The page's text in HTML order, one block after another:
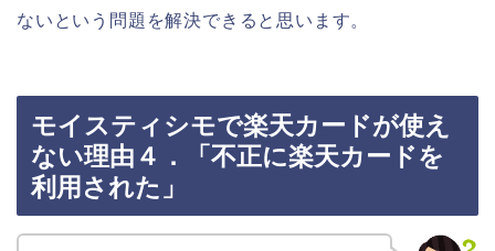
ないという問題を解決できると思います。
モイスティシモで楽天カードが使え
ない理由４．「不正に楽天カードを
利用された」